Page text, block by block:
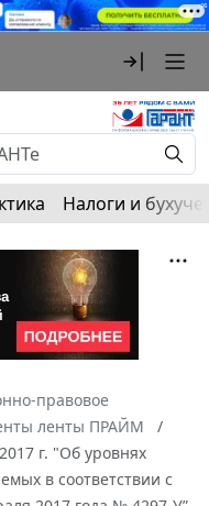
Налоги и
правовое
ленты ПРАЙМ
г. "Об уровнях
в соответствии с